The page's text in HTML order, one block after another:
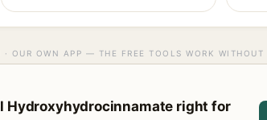
· OUR OWN APP — THE FREE TOOLS WORK WITHOUT
Hydroxyhydrocinnamate right for